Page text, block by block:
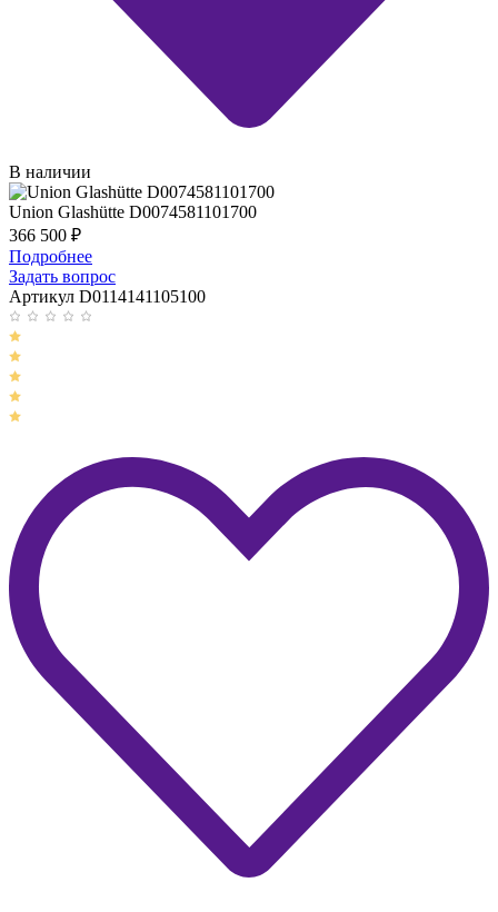
В наличии
Union Glashütte D0074581101700
366 500 ₽
Подробнее
Задать вопрос
Артикул D0114141105100